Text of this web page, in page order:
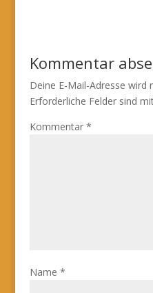
Kommentar
Deine E-Mail-Adresse wird
Erforderliche Felder sind
Kommentar *
Name *